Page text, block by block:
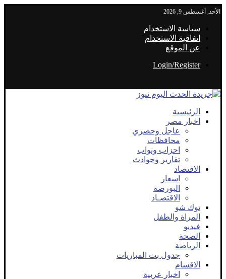
الأحد, أغسطس 9, 2026
سياسة الاستخدام
اتفاقية الاستخدام
عن الموقع
Login/Register
الرئيسية
اخبار مصر
عاجل وحصري
محافظات
احزاب ونواب
تقارير وحوادث
الاقتصاد
اسعار
البورصة
الاقتصـاد
توك شو
المراة والطفل
فيديو
الصحة
الرياضة
جدول بث المباريات
الاقسام
اخبار عربية